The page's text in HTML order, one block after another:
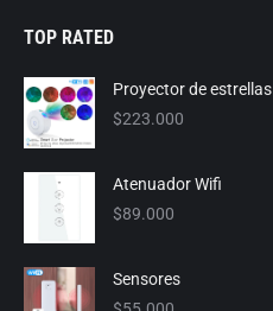
TOP RATED
Proyector de estrellas
$223.000
Atenuador Wifi
$89.000
Sensores